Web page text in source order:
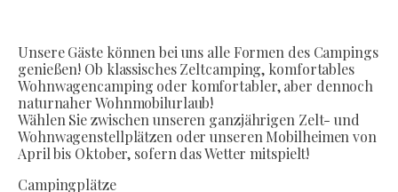
Unsere Gäste können bei uns alle Formen des Campings
genießen! Ob klassisches Zeltcamping, komfortables
Wohnwagencamping oder komfortabler, aber dennoch
naturnaher Wohnmobilurlaub!
Wählen Sie zwischen unseren ganzjährigen Zelt- und
Wohnwagenstellplätzen oder unseren Mobilheimen von
April bis Oktober, sofern das Wetter mitspielt!
Campingplätze